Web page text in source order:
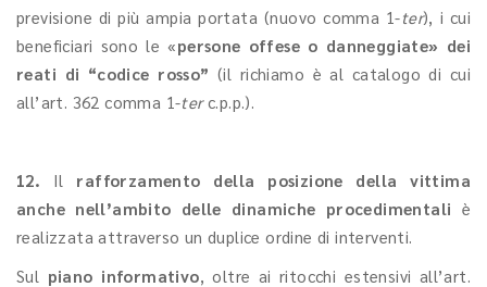
previsione di più ampia portata (nuovo comma 1-ter), i cui
beneficiari sono le «persone offese o danneggiate» dei
reati di “codice rosso” (il richiamo è al catalogo di cui
all’art. 362 comma 1-terc.p.p.).
12. Il rafforzamento della posizione della vittima
anche nell’ambito delle dinamiche procedimentali è
realizzata attraverso un duplice ordine di interventi.
Sul piano informativo, oltre ai ritocchi estensivi all’art.